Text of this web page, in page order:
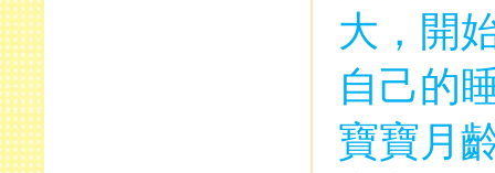
大，開
自己的
寶寶月